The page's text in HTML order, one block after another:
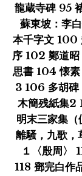
龍蔵寺碑 95
蘇東坡：李
本千字文 100
序 102 鄭道昭
思書 104 懐素
3 106 多胡
木簡残紙集2
明末三家集（
離騒，九歌，
１〈殷周〉
118 鄧完白作